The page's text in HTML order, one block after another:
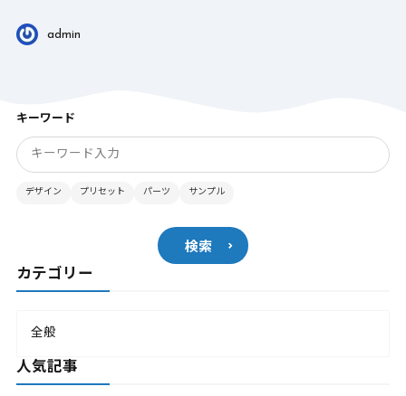
admin
キーワード
デザイン プリセット パーツ サンプル
検索
カテゴリー
全般
人気記事